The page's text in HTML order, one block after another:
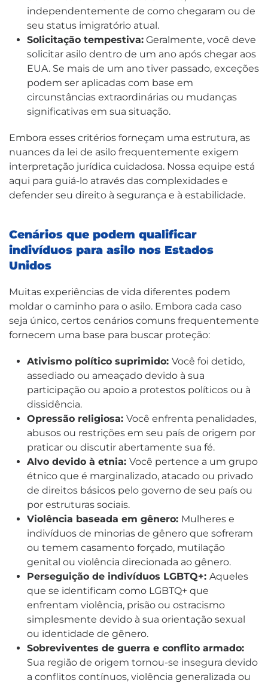
independentemente de como chegaram ou de
seu status imigratório atual.
Solicitação tempestiva: Geralmente, você deve
solicitar asilo dentro de um ano após chegar aos
EUA. Se mais de um ano tiver passado, exceções
podem ser aplicadas com base em
circunstâncias extraordinárias ou mudanças
significativas em sua situação.
Embora esses critérios forneçam uma estrutura, as
nuances da lei de asilo frequentemente exigem
interpretação jurídica cuidadosa. Nossa equipe está
aqui para guiá-lo através das complexidades e
defender seu direito à segurança e à estabilidade.
Cenários que podem qualificar
indivíduos para asilo nos Estados
Unidos
Muitas experiências de vida diferentes podem
moldar o caminho para o asilo. Embora cada caso
seja único, certos cenários comuns frequentemente
fornecem uma base para buscar proteção:
Ativismo político suprimido: Você foi detido,
assediado ou ameaçado devido à sua
participação ou apoio a protestos políticos ou à
dissidência.
Opressão religiosa: Você enfrenta penalidades,
abusos ou restrições em seu país de origem por
praticar ou discutir abertamente sua fé.
Alvo devido à etnia: Você pertence a um grupo
étnico que é marginalizado, atacado ou privado
de direitos básicos pelo governo de seu país ou
por estruturas sociais.
Violência baseada em gênero: Mulheres e
indivíduos de minorias de gênero que sofreram
ou temem casamento forçado, mutilação
genital ou violência direcionada ao gênero.
Perseguição de indivíduos LGBTQ+: Aqueles
que se identificam como LGBTQ+ que
enfrentam violência, prisão ou ostracismo
simplesmente devido à sua orientação sexual
ou identidade de gênero.
Sobreviventes de guerra e conflito armado:
Sua região de origem tornou-se insegura devido
a conflitos contínuos, violência generalizada ou